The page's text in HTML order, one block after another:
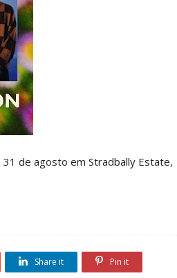
de agosto em Stradbally Estate,
Share it Pin it